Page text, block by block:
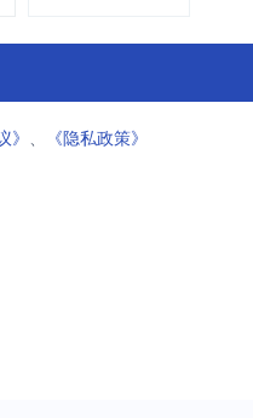
》 、 《隐私政策》